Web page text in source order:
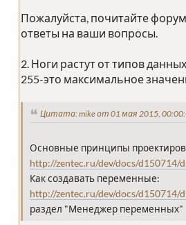
Пожалуйста, почитайте
ответы на ваши вопросы.
2. Ноги растут от типов
255-это максимальное
Цитата: mike от 01 мая 2015,
Основные принципы
http://zentec.ru/dev/docs/d150714/
Как создавать переменные:
http://zentec.ru/dev/docs/d150714/
раздел "Менеджер переменных"